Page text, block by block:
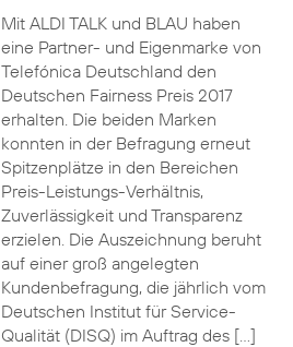
Mit ALDI TALK und BLAU haben
eine Partner- und Eigenmarke von
Telefónica Deutschland den
Deutschen Fairness Preis 2017
erhalten. Die beiden Marken
konnten in der Befragung erneut
Spitzenplätze in den Bereichen
Preis-Leistungs-Verhältnis,
Zuverlässigkeit und Transparenz
erzielen. Die Auszeichnung beruht
auf einer groß angelegten
Kundenbefragung, die jährlich vom
Deutschen Institut für Service-
Qualität (DISQ) im Auftrag des […]